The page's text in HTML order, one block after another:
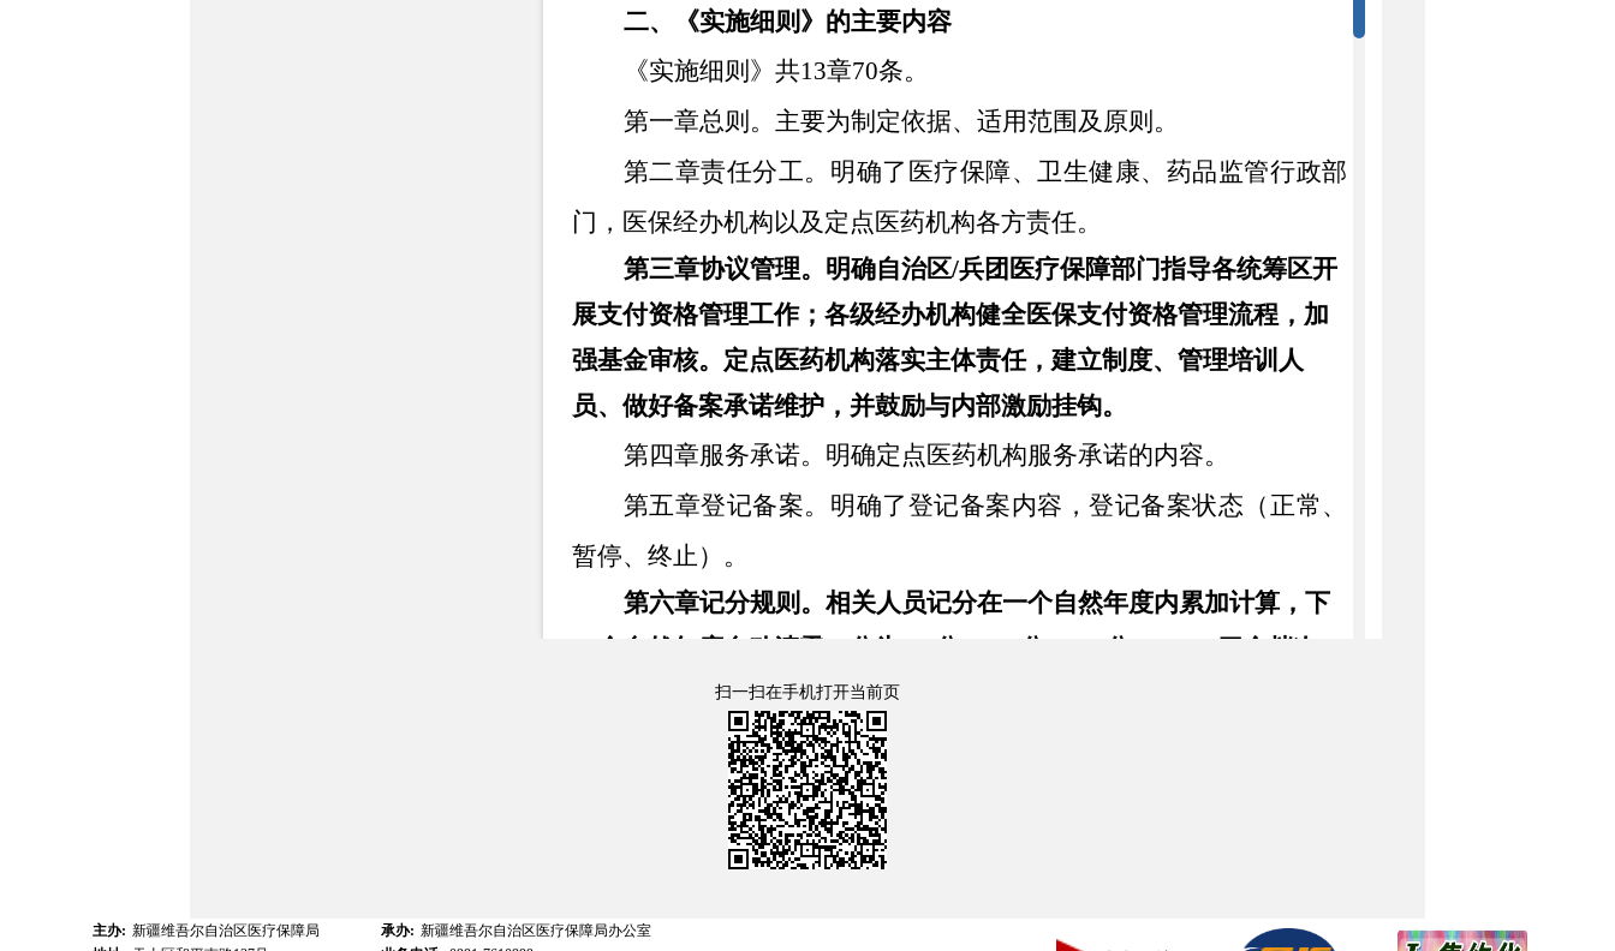
二、
《实施细则》的主要内容
《实施细则》共13章70条。
第一章总则。主要为制定依据、适用范围及原则。
第二章责任分工。明确了医疗保障、卫生健康、药品监管行政部
门，医保经办机构以及定点医药机构各方责任。
第三章协议管理。 明确自治区/兵团医疗保障部门指导各统筹区开
展支付资格管理工作；各级经办机构健全医保支付资格管理流程，加
强基金审核。定点医药机构落实主体责任，建立制度、管理培训人
员、做好备案承诺维护，并鼓励与内部激励挂钩。
第四章服务承诺。明确定点医药机构服务承诺的内容。
第五章登记备案。明确了登记备案内容，登记备案状态（正常、
暂停、终止）。
第六章记分规则。相关人员记分在一个自然年度内累加计算，下
一个自然年度自动清零。分为
分、 分、 分、
四个档次，
结合行为轻重程度及涉及的责任金额进行记分。
第七章管理措施。明确了相关人员记不同分数值情况的处理措
第八章异议申诉。明确了相关人员对记分或登记备案状态结果存
第九章修复恢复。明确修复途径，包括线上线下学习培训，参与
扫一扫在手机打开当前页
主办: 新疆维吾尔自治区医疗保障局 承办: 新疆维吾尔自治区医疗保障局办公室